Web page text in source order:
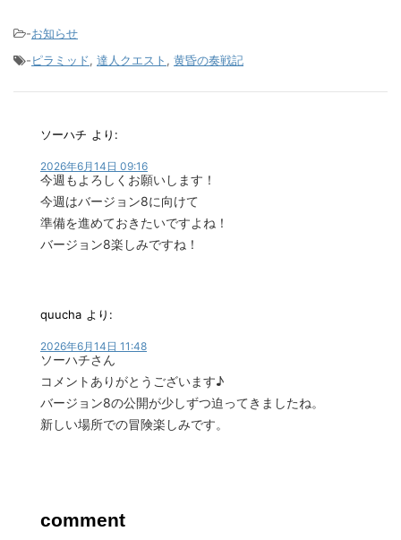
-お知らせ
-ピラミッド, 達人クエスト , 黄昏の奏戦記
ソーハチ より:
2026年6月14日 09:16
今週もよろしくお願いします！
今週はバージョン8に向けて
準備を進めておきたいですよね！
バージョン8楽しみですね！
quucha より:
2026年6月14日 11:48
ソーハチさん
コメントありがとうございます♪
バージョン8の公開が少しずつ迫ってきましたね。
新しい場所での冒険楽しみです。
comment